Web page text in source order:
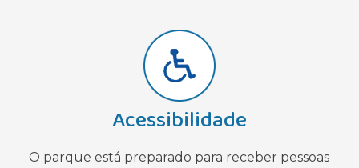
Acessibilidade
O parque está preparado para receber pessoas